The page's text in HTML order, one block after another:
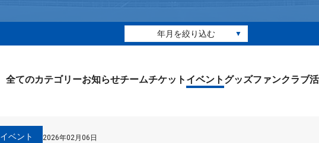
年月を絞り込む ▼
全てのカテゴリーお知らせチームチケット イベント グッズファンクラブ
イベント 2026年02月06日